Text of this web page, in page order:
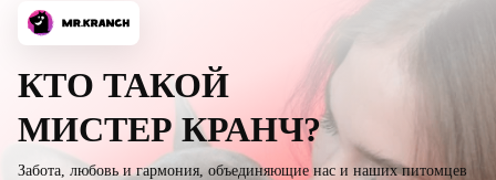
КТО ТАКОЙ
МИСТЕР КРАНЧ?
Забота, любовь и гармония, объединяющие нас и наших питомцев